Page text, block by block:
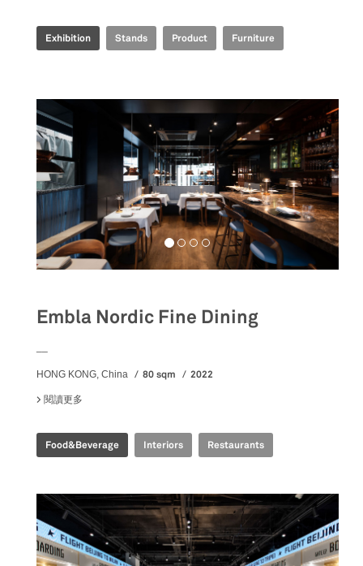
Exhibition Stands Product Furniture
Embla Nordic Fine Dining
HONG KONG, China 80 sqm
2022
閱讀更多
Food&Beverage Interiors Restaurants